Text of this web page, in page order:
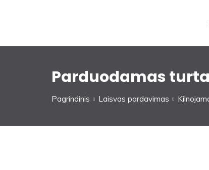
Parduodamas
Pagrindinis Laisvas pardavimas